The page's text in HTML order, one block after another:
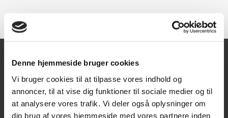
Denne hjemmeside bruger cookies
Vi bruger cookies til at tilpasse vores indhold og
annoncer, til at vise dig funktioner til sociale medier og til
at analysere vores trafik. Vi deler også oplysninger om
din brug af vores hjemmeside med vores partnere inden
Kontakt
Texas A/S
Knullen 22